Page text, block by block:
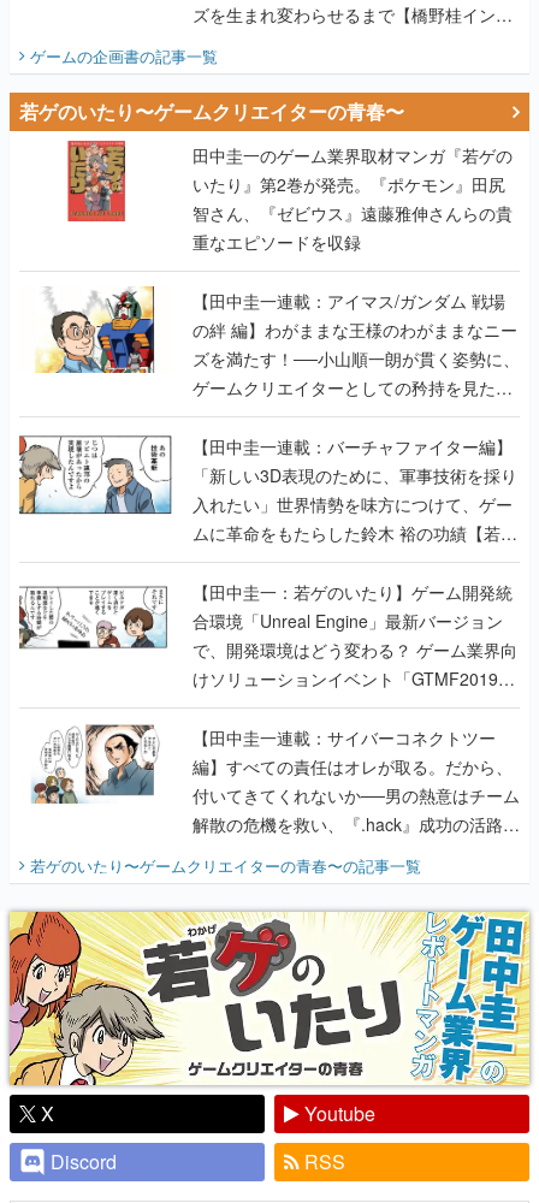
ズを生まれ変わらせるまで【橋野桂インタ
ビュー】
ゲームの企画書の記事一覧
若ゲのいたり〜ゲームクリエイターの青春〜
田中圭一のゲーム業界取材マンガ『若ゲの
いたり』第2巻が発売。『ポケモン』田尻
智さん、『ゼビウス』遠藤雅伸さんらの貴
重なエピソードを収録
【田中圭一連載：アイマス/ガンダム 戦場
の絆 編】わがままな王様のわがままなニー
ズを満たす！──小山順一朗が貫く姿勢に、
ゲームクリエイターとしての矜持を見た
【若ゲのいたり最終回】
【田中圭一連載：バーチャファイター編】
「新しい3D表現のために、軍事技術を採り
入れたい」世界情勢を味方につけて、ゲー
ムに革命をもたらした鈴木 裕の功績【若ゲ
のいたり】
【田中圭一：若ゲのいたり】ゲーム開発統
合環境「Unreal Engine」最新バージョン
で、開発環境はどう変わる？ ゲーム業界向
けソリューションイベント「GTMF2019」
に行って、より理解を深めよう【PR】
【田中圭一連載：サイバーコネクトツー
編】すべての責任はオレが取る。だから、
付いてきてくれないか──男の熱意はチーム
解散の危機を救い、『.hack』成功の活路を
開く。業界の快男児・松山 洋に流れる血は
『少年ジャンプ』色だった【若ゲのいた
り】
若ゲのいたり〜ゲームクリエイターの青春〜の記事一覧
X
Youtube
Discord
RSS